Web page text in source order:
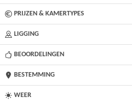
PRIJZEN & KAMERTYPES
LIGGING
BEOORDELINGEN
BESTEMMING
WEER